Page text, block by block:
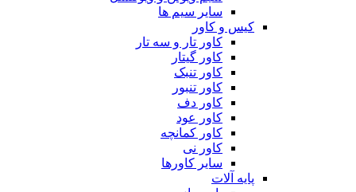
سایر سیم ها
کیس و کاور
کاور تار و سه تار
کاور گیتار
کاور تنبک
کاور تنبور
کاور دف
کاور عود
کاور کمانچه
کاور نی
سایر کاورها
پایه آلات